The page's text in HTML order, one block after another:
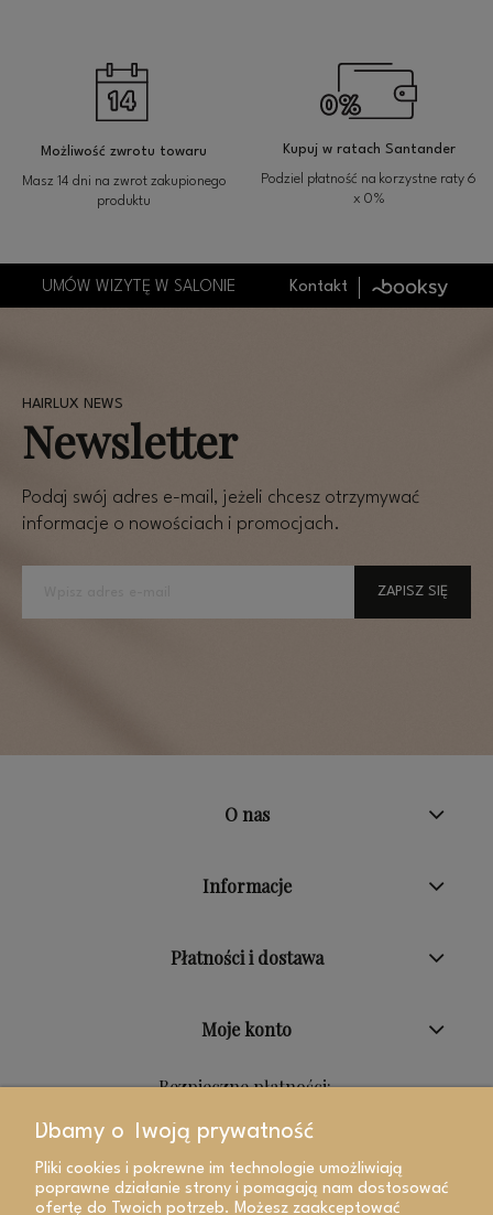
Możliwość zwrotu towaru
Masz 14 dni na zwrot zakupionego
produktu
Kupuj w ratach Santander
Podziel płatność na korzystne raty 6
x 0%
UMÓW WIZYTĘ W SALONIE Kontakt
Newsletter
Podaj swój adres e-mail, jeżeli chcesz otrzymywać
informacje o nowościach i promocjach.
ZAPISZ SIĘ
O nas
Informacje
Płatności i dostawa
Moje konto
Bezpieczne płatności:
Dbamy o Twoją prywatność
Pliki cookies i pokrewne im technologie umożliwiają
poprawne działanie strony i pomagają nam dostosować
ofertę do Twoich potrzeb. Możesz zaakceptować